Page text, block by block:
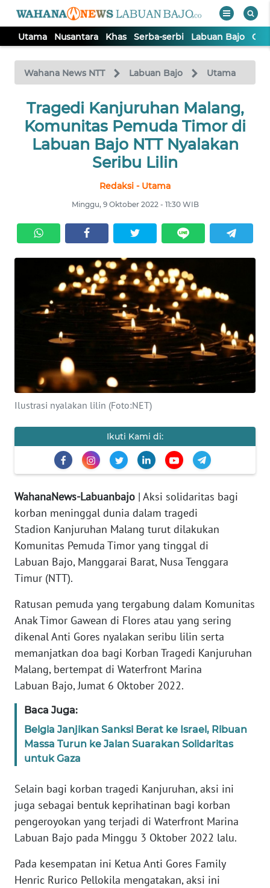
Utama Nusantara Khas Serba-serbi Labuan Bajo
Wahana News NTT Labuan Bajo Utama
Tragedi Kanjuruhan Malang,
Komunitas Pemuda Timor di
Labuan Bajo NTT Nyalakan
Seribu Lilin
Redaksi - Utama
Minggu, 9 Oktober 2022 - 11:30 WIB
Ilustrasi nyalakan lilin (Foto:NET)
Ikuti Kami di:
WahanaNews-Labuanbajo | Aksi solidaritas bagi
korban meninggal dunia dalam tragedi
Stadion Kanjuruhan Malang turut dilakukan
Komunitas Pemuda Timor yang tinggal di
Labuan Bajo, Manggarai Barat, Nusa Tenggara
Timur (NTT).
Ratusan pemuda yang tergabung dalam Komunitas
Anak Timor Gawean di Flores atau yang sering
dikenal Anti Gores nyalakan seribu lilin serta
memanjatkan doa bagi Korban Tragedi Kanjuruhan
Malang, bertempat di Waterfront Marina
Labuan Bajo, Jumat 6 Oktober 2022.
Baca Juga:
Belgia Janjikan Sanksi Berat ke Israel, Ribuan
Massa Turun ke Jalan Suarakan Solidaritas
untuk Gaza
Selain bagi korban tragedi Kanjuruhan, aksi ini
juga sebagai bentuk keprihatinan bagi korban
pengeroyokan yang terjadi di Waterfront Marina
Labuan Bajo pada Minggu 3 Oktober 2022 lalu.
Pada kesempatan ini Ketua Anti Gores Family
Henric Rurico Pellokila mengatakan, aksi ini
TV
Tutup
UTAMA
NUSANTARA
SERBI
LABUAN
OPINI
BERITA
KONTAK
TENTANG
KAMI
PEDOMAN
MEDIA
SIBER
REDAKSI
DISCLAIMER
Wahana
News
Regional
WN
SUMUT
WN
JAKARTA
WN
WN